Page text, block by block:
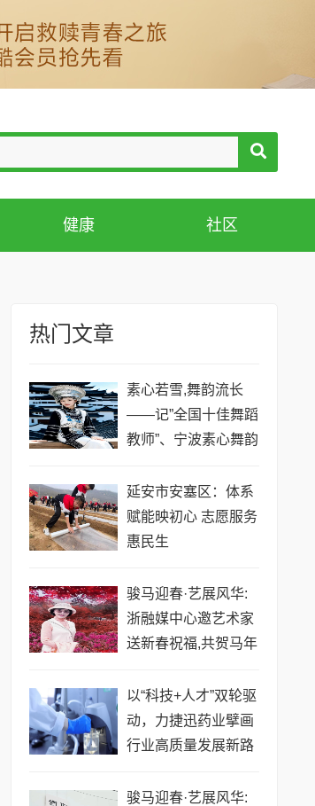
健康 社区
热门文章
素心若雪,舞韵流长
——记”全国十佳舞蹈
教师”、宁波素心舞韵
延安市安塞区：体系
赋能映初心 志愿服务
惠民生
骏马迎春·艺展风华:
浙融媒中心邀艺术家
送新春祝福,共贺马年
以“科技+人才”双轮驱
动，力捷迅药业擘画
行业高质量发展新路
骏马迎春·艺展风华: